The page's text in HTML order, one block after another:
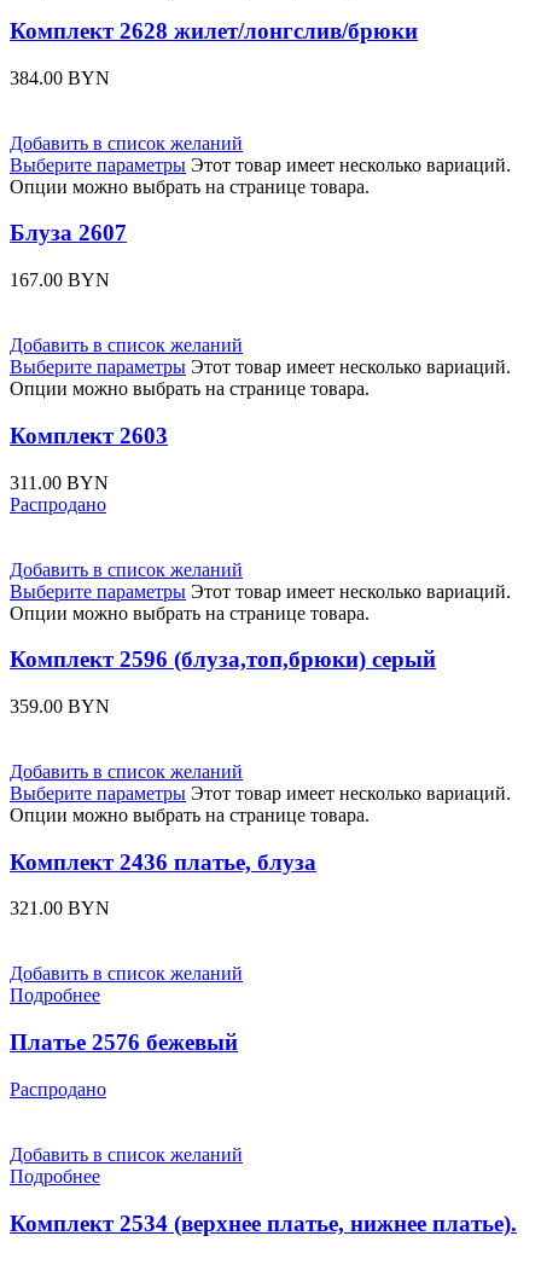
Комплект 2628 жилет/лонгслив/брюки
384.00 BYN
Добавить в список желаний
Выберите параметры Этот товар имеет несколько вариаций.
Опции можно выбрать на странице товара.
Блуза 2607
167.00 BYN
Добавить в список желаний
Выберите параметры Этот товар имеет несколько вариаций.
Опции можно выбрать на странице товара.
Комплект 2603
311.00 BYN
Распродано
Добавить в список желаний
Выберите параметры Этот товар имеет несколько вариаций.
Опции можно выбрать на странице товара.
Комплект 2596 (блуза,топ,брюки) серый
359.00 BYN
Добавить в список желаний
Выберите параметры Этот товар имеет несколько вариаций.
Опции можно выбрать на странице товара.
Комплект 2436 платье, блуза
321.00 BYN
Добавить в список желаний
Подробнее
Платье 2576 бежевый
Распродано
Добавить в список желаний
Подробнее
Комплект 2534 (верхнее платье, нижнее платье).